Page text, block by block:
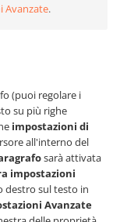
Avanzate.
(puoi regolare i
su più righe
impostazioni di
all'interno del
sarà attivata
impostazioni
destro sul testo in
Avanzate